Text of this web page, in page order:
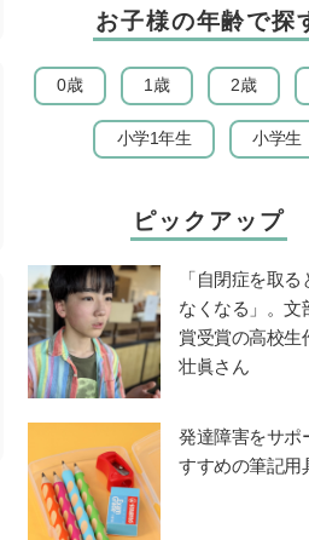
お子様の年齢で探
0歳 1歳 2歳
小学1年生 小学生
ピックアップ
「自閉症を取
なくなる」。文
賞受賞の高校生
壮眞さん
発達障害をサポ
すすめの筆記用